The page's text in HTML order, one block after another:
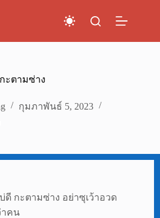
ะตามซ่าง
กุมภาพันธ์ 5, 2023
ดี กะตามซ่าง อย่าซุเว้าอวด
าคน